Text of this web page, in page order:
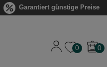
Garantiert günstige Preise
0 0